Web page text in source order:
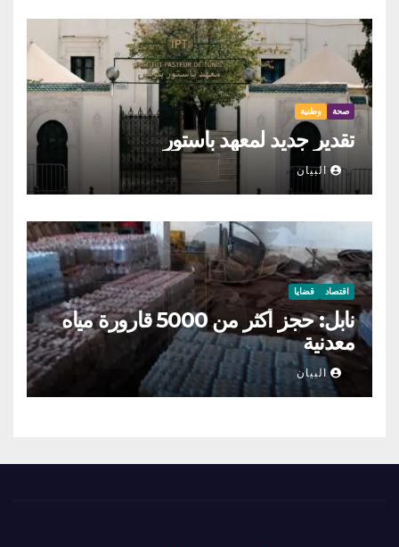
صحة وطنية
تقدير جديد لمعهد باستور
البيان
اقتصاد قضايا
نابل: حجز أكثر من 5000 قارورة مياه
معدنية
البيان